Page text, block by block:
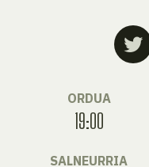
ORDUA
19:00
SALNEURRIA